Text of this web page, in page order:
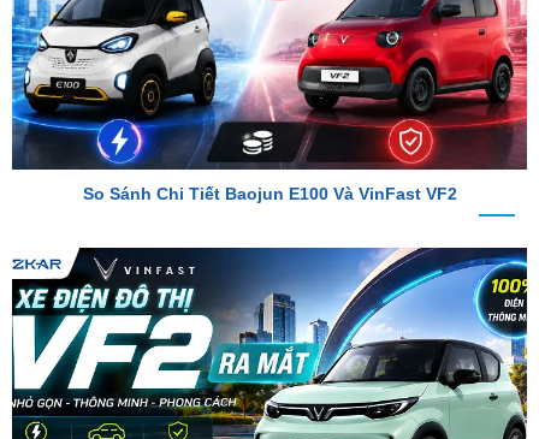
So Sánh Chi Tiết Baojun E100 Và VinFast VF2